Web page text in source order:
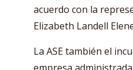
acuerdo con la
Elizabeth Landell
La ASE también el
empresa